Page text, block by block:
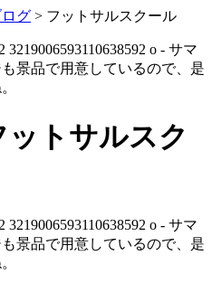
グ > フットサルスクール
ットサルスク